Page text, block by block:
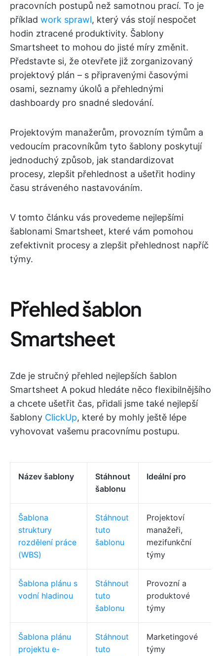
pracovních postupů než samotnou prací. To je
příklad work sprawl, který vás stojí nespočet
hodin ztracené produktivity. Šablony
Smartsheet to mohou do jisté míry změnit.
Představte si, že otevřete již zorganizovaný
projektový plán – s připravenými časovými
osami, seznamy úkolů a přehlednými
dashboardy pro snadné sledování.
Projektovým manažerům, provozním týmům a
vedoucím pracovníkům tyto šablony poskytují
jednoduchý způsob, jak standardizovat
procesy, zlepšit přehlednost a ušetřit hodiny
času stráveného nastavováním.
V tomto článku vás provedeme nejlepšími
šablonami Smartsheet, které vám pomohou
zefektivnit procesy a zlepšit přehlednost napříč
týmy.
Přehled šablon
Smartsheet
Zde je stručný přehled nejlepších šablon
Smartsheet A pokud hledáte něco flexibilnějšího
a chcete ušetřit čas, přidali jsme také nejlepší
šablony ClickUp, které by mohly ještě lépe
vyhovovat vašemu pracovnímu postupu.
Název šablony
Stáhnout
šablonu
Ideální pro
Šablona
struktury
rozdělení práce
(WBS)
Stáhnout
tuto
šablonu
Projektoví
manažeři,
mezifunkční
týmy
Šablona plánu s
vodní hladinou
Stáhnout
tuto
šablonu
Provozní a
produktové
týmy
Šablona plánu
projektu e-
Stáhnout
tuto
Marketingové
týmy